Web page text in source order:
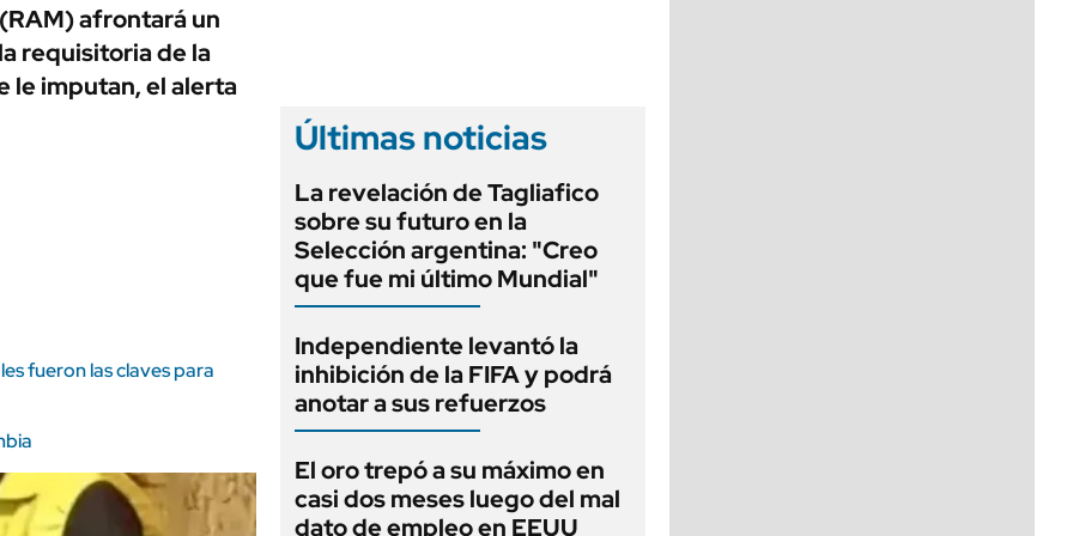
LIFESTYLE
AUTOS
afrontará un
requisitoria de la
le imputan, el alerta
fueron las claves para
Últimas noticias
La revelación de Tagliafico
sobre su futuro en la
Selección argentina: "Creo
que fue mi último Mundial"
Independiente levantó la
inhibición de la FIFA y podrá
anotar a sus refuerzos
El oro trepó a su máximo en
casi dos meses luego del mal
dato de empleo en EEUU